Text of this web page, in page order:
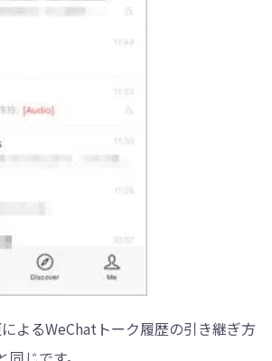
よるWeChatトーク履歴の引き継ぎ方